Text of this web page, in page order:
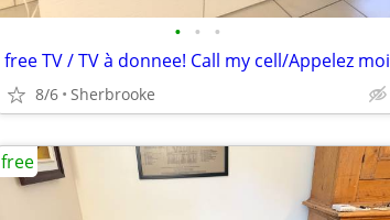
• • •
free TV / TV à donnee! Call my cell/Appelez moi
8/6 Sherbrooke
free